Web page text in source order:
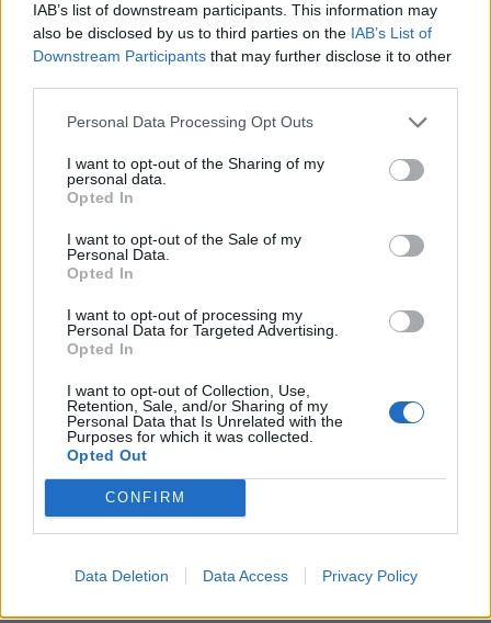
IAB’s list of downstream participants. This information may
also be disclosed by us to third parties on the IAB’s List of
Downstream Participants that may further disclose it to other
Personal Data Processing Opt Outs
I want to opt-out of the Sharing of my
personal data.
Opted In
I want to opt-out of the Sale of my
Personal Data.
Opted In
I want to opt-out of processing my
Personal Data for Targeted Advertising.
Opted In
I want to opt-out of Collection, Use,
Retention, Sale, and/or Sharing of my
Personal Data that Is Unrelated with the
Purposes for which it was collected.
Opted Out
CONFIRM
Data Deletion Data Access Privacy Policy